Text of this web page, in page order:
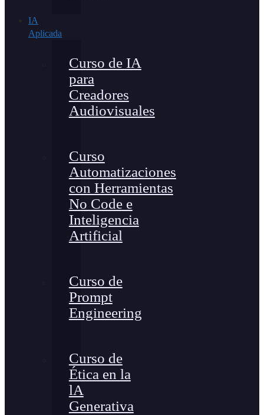
IA
Aplicada
Curso de IA
para
Creadores
Audiovisuales
Curso
Automatizaciones
con Herramientas
No Code e
Inteligencia
Artificial
Curso de
Prompt
Engineering
Curso de
Ética en la
lA
Generativa